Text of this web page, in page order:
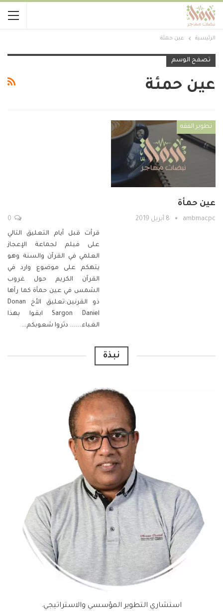
الرئيسية عين حمئة
تصفح الوسم
عين حمئة
تطوير الفقه
عين حمأة
ambmacpc 8 أبريل 2019
قرأت قبل أيام التعليق التالي
على فيلم لجماعة الإعجاز
العلمي في القرآن والسنة وهو
يتهكم على موضوع وارد في
القرآن الكريم حول غروب
الشمس في عين حمأة كما رآها
ذو القرنين:تعليق الأخ Donan
Sargon Daniel ابقوا بهذا
الغباء...... دثروا شعوبكم…
نبذة
استشاري التطوير المؤسسي والاستراتيجي.